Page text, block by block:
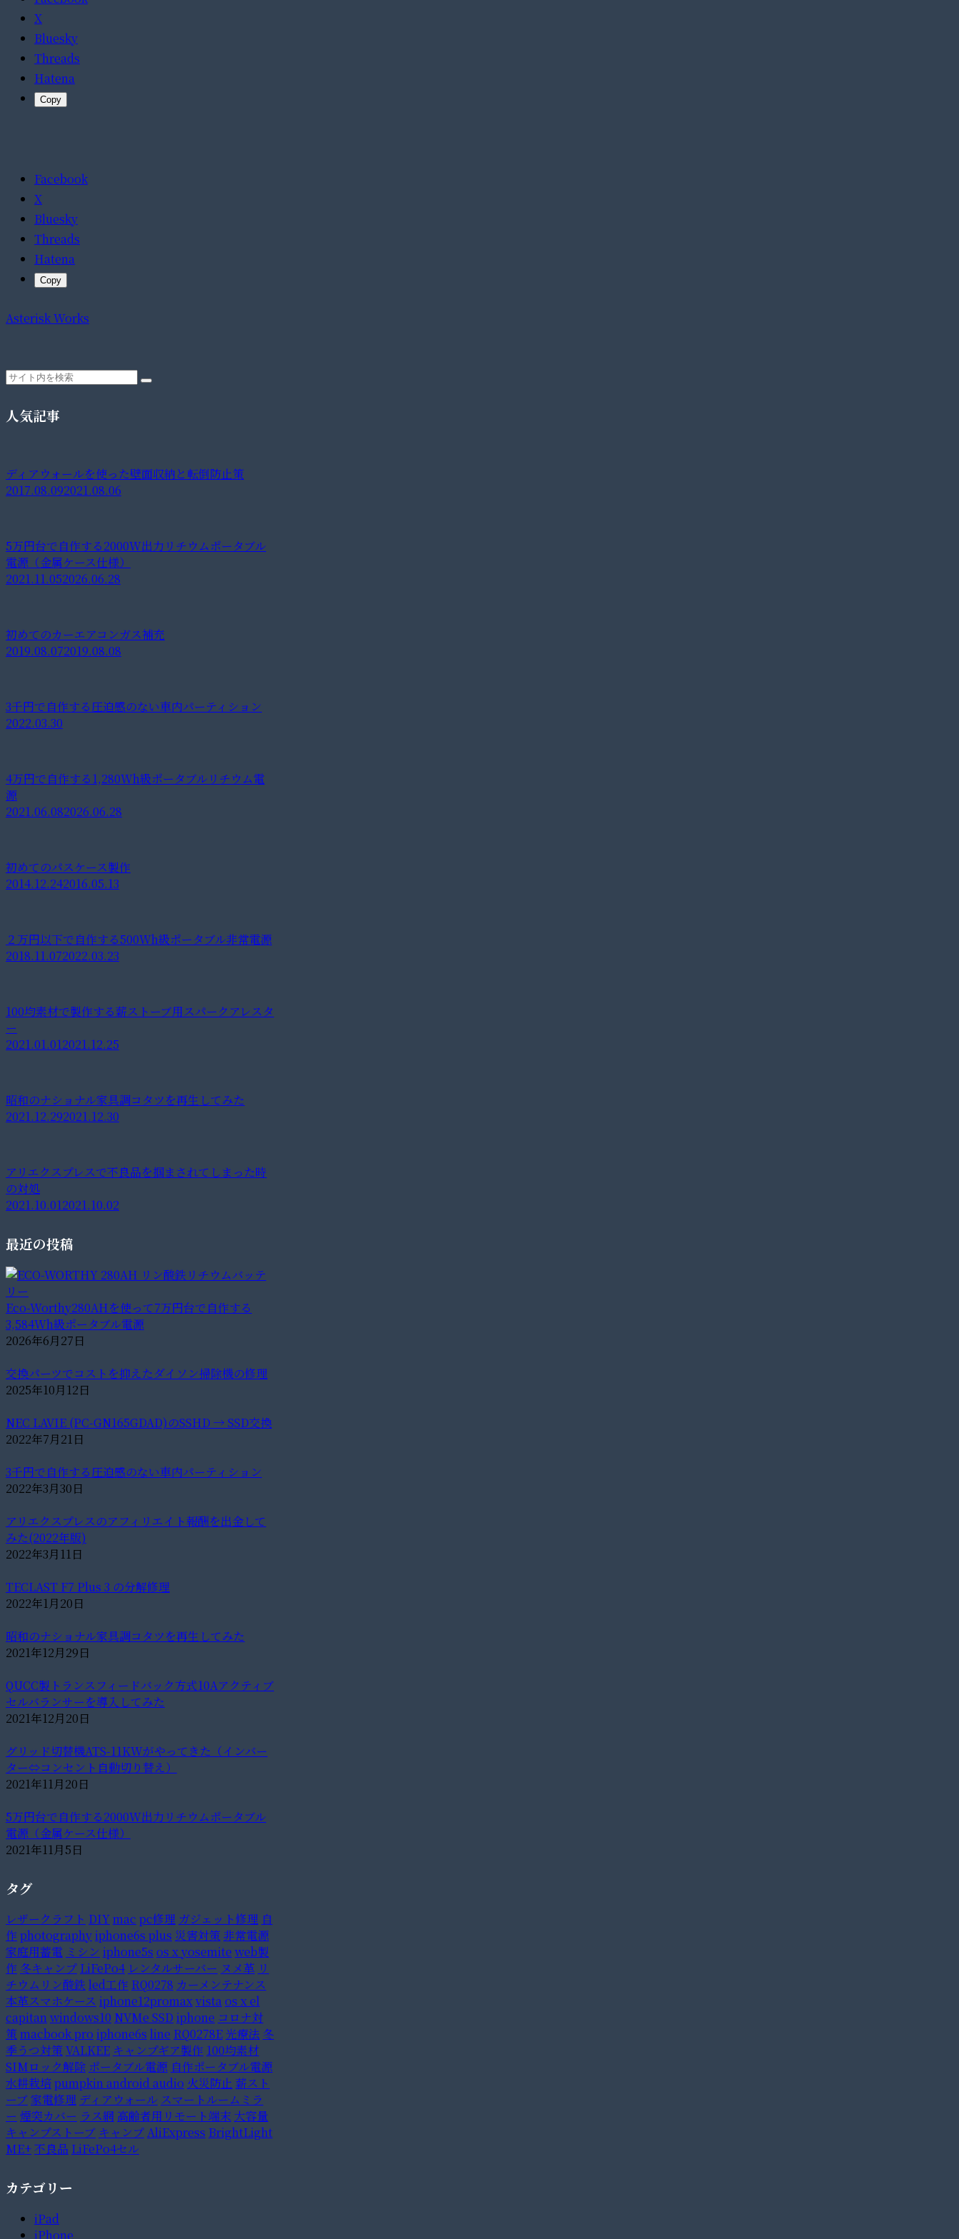
X
Bluesky
Threads
Hatena
Copy
Facebook
X
Bluesky
Threads
Hatena
Copy
Asterisk Works
人気記事
ディアウォールを使った壁面収納と転倒防止策
2017.08.092021.08.06
5万円台で自作する2000W出力リチウムポータブル
電源（金属ケース仕様）
2021.11.052026.06.28
初めてのカーエアコンガス補充
2019.08.072019.08.08
3千円で自作する圧迫感のない車内パーティション
2022.03.30
4万円で自作する1,280Wh級ポータブルリチウム電
源
2021.06.082026.06.28
初めてのパスケース製作
2014.12.242016.05.13
２万円以下で自作する500Wh級ポータブル非常電源
2018.11.072022.03.23
100均素材で製作する薪ストーブ用スパークアレスタ
ー
2021.01.012021.12.25
昭和のナショナル家具調コタツを再生してみた
2021.12.292021.12.30
アリエクスプレスで不良品を掴まされてしまった時
の対処
2021.10.012021.10.02
最近の投稿
Eco-Worthy280AHを使って7万円台で自作する
3,584Wh級ポータブル電源
2026年6月27日
交換パーツでコストを抑えたダイソン掃除機の修理
2025年10月12日
NEC LAVIE (PC-GN165GDAD)のSSHD → SSD交換
2022年7月21日
3千円で自作する圧迫感のない車内パーティション
2022年3月30日
アリエクスプレスのアフィリエイト報酬を出金して
みた(2022年版)
2022年3月11日
TECLAST F7 Plus 3 の分解修理
2022年1月20日
昭和のナショナル家具調コタツを再生してみた
2021年12月29日
QUCC製トランスフィードバック方式10Aアクティブ
セルバランサーを導入してみた
2021年12月20日
グリッド切替機ATS-11KWがやってきた（インバー
ター⇔コンセント自動切り替え）
2021年11月20日
5万円台で自作する2000W出力リチウムポータブル
電源（金属ケース仕様）
2021年11月5日
タグ
レザークラフト DIYmac pc修理 ガジェット修理 自
作 photography iphone6s plus 災害対策非常電源
家庭用蓄電 ミシン iphone5s os x yosemite web製
作 冬キャンプ LiFePo4 レンタルサーバー ヌメ革 リ
チウムリン酸鉄 led工作 RQ0278 カーメンテナンス
本革スマホケース iphone12promaxvistaos x el
capitanwindows10 NVMe SSD iphone コロナ対
策macbook pro iphone6s line RQ0278E 光療法 冬
季うつ対策VALKEE キャンプギア製作 100均素材
SIMロック解除 ポータブル電源 自作ポータブル電源
水耕栽培pumpkin android audio 火災防止 薪スト
ーブ家電修理 ディアウォール スマートルームミラ
ー 煙突カバー ラス網 高齢者用リモート端末大容量
キャンプストーブ キャンプAliExpress BrightLight
ME+不良品 LiFePo4セル
カテゴリー
iPad
iPhone